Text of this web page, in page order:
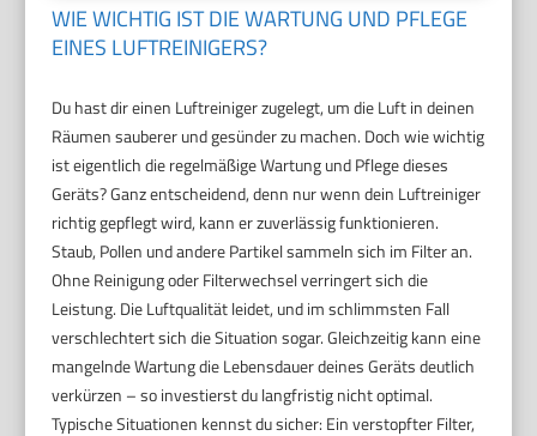
WIE WICHTIG IST DIE WARTUNG UND PFLEGE
EINES LUFTREINIGERS?
Du hast dir einen Luftreiniger zugelegt, um die Luft in deinen
Räumen sauberer und gesünder zu machen. Doch wie wichtig
ist eigentlich die regelmäßige Wartung und Pflege dieses
Geräts? Ganz entscheidend, denn nur wenn dein Luftreiniger
richtig gepflegt wird, kann er zuverlässig funktionieren.
Staub, Pollen und andere Partikel sammeln sich im Filter an.
Ohne Reinigung oder Filterwechsel verringert sich die
Leistung. Die Luftqualität leidet, und im schlimmsten Fall
verschlechtert sich die Situation sogar. Gleichzeitig kann eine
mangelnde Wartung die Lebensdauer deines Geräts deutlich
verkürzen – so investierst du langfristig nicht optimal.
Typische Situationen kennst du sicher: Ein verstopfter Filter,